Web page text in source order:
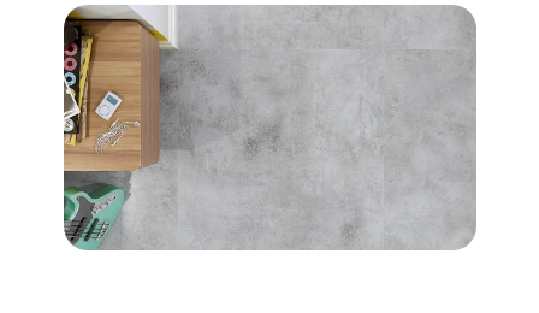
O NAS
KARIERA
MÓJ PROFIL
KONTAKT